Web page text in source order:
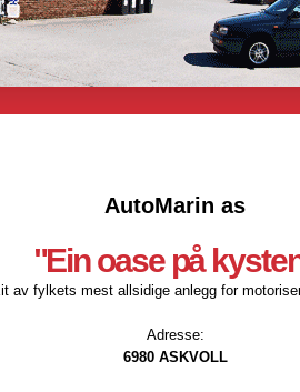
AutoMarin as
"Ein oase på
av fylkets mest allsidige anlegg for
Adresse:
6980 ASKVOLL